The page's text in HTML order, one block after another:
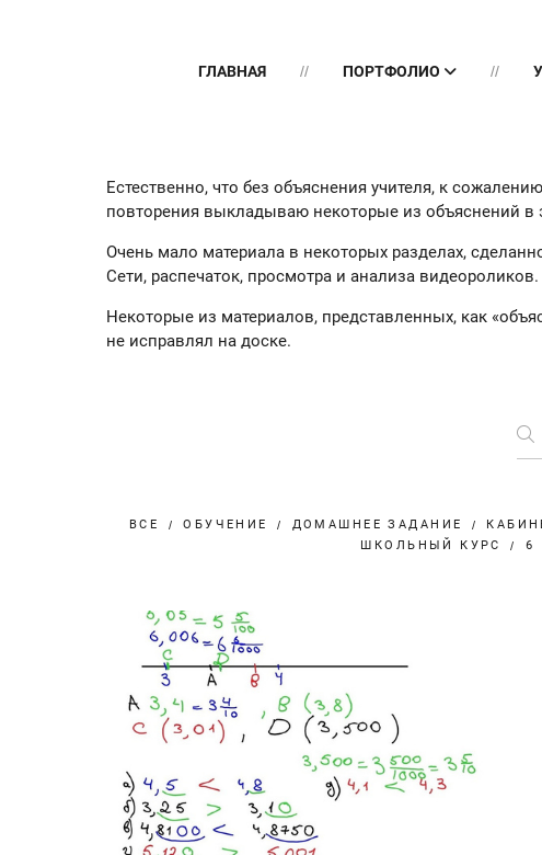
ГЛАВНАЯ ПОРТФОЛИО
Естественно, что без объяснения учителя, к
повторения выкладываю некоторые из объяснений в
Очень мало материала в некоторых разделах,
Сети, распечаток, просмотра и анализа
Некоторые из материалов, представленных, как
не исправлял на доске.
ВСЕ ОБУЧЕНИЕ ДОМАШНЕЕ ЗАДАНИЕ
ШКОЛЬНЫЙ КУРС
6